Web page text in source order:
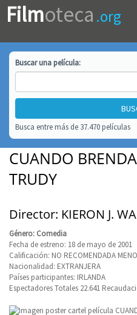
Filmoteca .org
Buscar unapelícula:
Busca entre más de 37.470 películas
CUANDO
TRUDY
Director: KIERON J.
Género: Comedia
Fecha de estreno: 18 de mayo de 2001
Calificación: NO RECOMENDADA
Nacionalidad: EXTRANJERA
Países participantes: IRLANDA
Espectadores Totales 22.641